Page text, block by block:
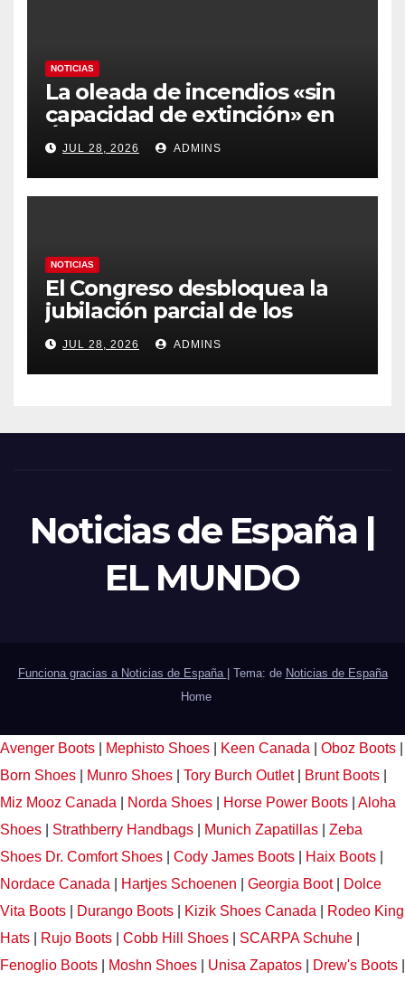
NOTICIAS
La oleada de incendios «sin
capacidad de extinción» en
Ávila y al oeste de Madrid
obliga a declarar la
emergencia nacional
JUL 28, 2026 ADMINS
NOTICIAS
El Congreso desbloquea la
jubilación parcial de los
trabajadores laborales del
sector público
JUL 28, 2026 ADMINS
Noticias de España |
EL MUNDO
Funciona gracias a Noticias de España Tema: de Noticias de España
Home
Avenger Boots Mephisto Shoes Keen Canada Oboz Boots
Born Shoes
Munro Shoes Tory Burch Outlet Brunt Boots
Miz Mooz Canada
Norda Shoes Horse Power Boots
Aloha
Shoes
Strathberry Handbags Munich Zapatillas
Zeba
Shoes Dr. Comfort Shoes Cody James Boots Haix Boots
Nordace Canada
Hartjes Schoenen Georgia Boot|
Dolce
Vita Boots
Durango Boots Kizik Shoes Canada
Rodeo King
Hats
Rujo Boots Cobb Hill Shoes SCARPA Schuhe
Fenoglio Boots
Moshn Shoes Unisa Zapatos Drew's Boots